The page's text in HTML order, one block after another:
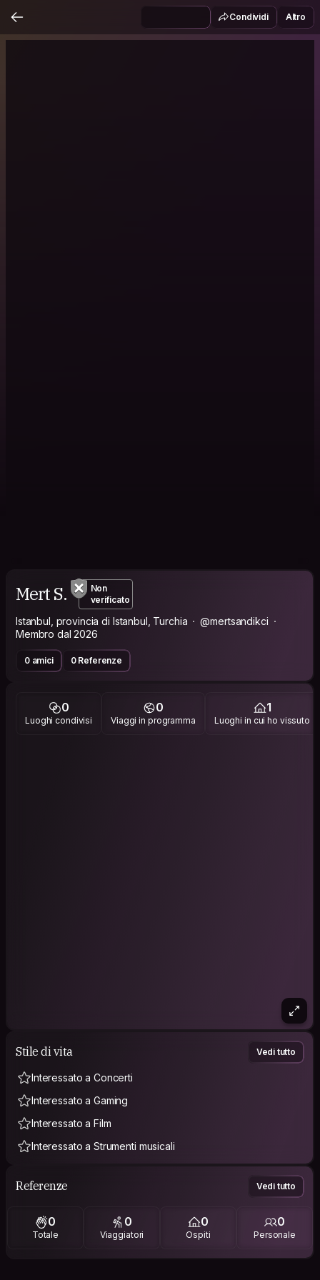
Condividi Altro
Mert S.
Non
verificato
Istanbul, provincia di Istanbul, Turchia
@mertsandikci
Membro dal 2026
0 amici 0 Referenze
0
Luoghi condivisi
0
Viaggi in programma
1
Luoghi in cui ho vissuto
Stile di vita Vedi tutto
Interessato a Concerti
Interessato a Gaming
Interessato a Film
Interessato a Strumenti musicali
Referenze Vedi tutto
0
Totale
0
Viaggiatori
0
Ospiti
0
Personale